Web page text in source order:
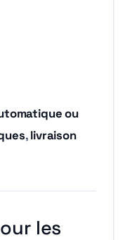
ou
,livraison
les